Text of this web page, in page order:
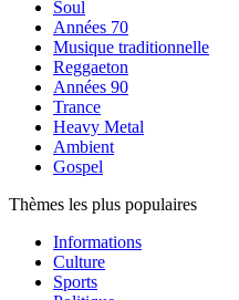
Soul
Années 70
Musique traditionnelle
Reggaeton
Années 90
Trance
Heavy Metal
Ambient
Gospel
Thèmes les plus populaires
Informations
Culture
Sports